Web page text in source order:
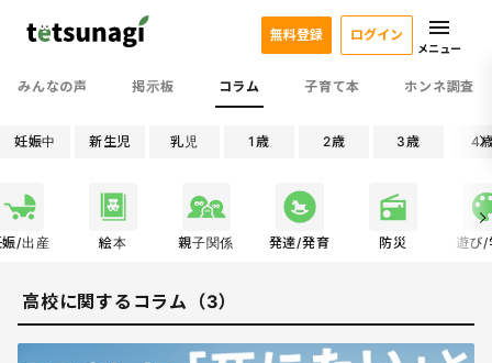
みんなの声 掲示板 コラム 子育て本 ホンネ調査
無料登録 ログイン
メニュー
妊娠中 新生児 乳児 1歳 2歳 3歳 4
娠/出産 絵本 親子関係 発達/発育 防災 遊び/
高校に関するコラム（3）